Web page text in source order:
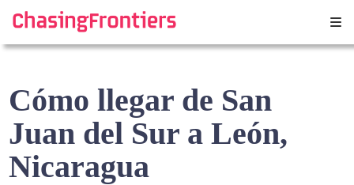
content
Cómo llegar de San
Juan del Sur a León,
Nicaragua